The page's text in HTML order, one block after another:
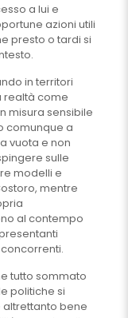
a lui e
azioni utili
presto o tardi si
in territori
realtà come
misura sensibile
comunque a
vuota e non
sulle
modelli e
mentre
al contempo
tutto sommato
politiche si
bene